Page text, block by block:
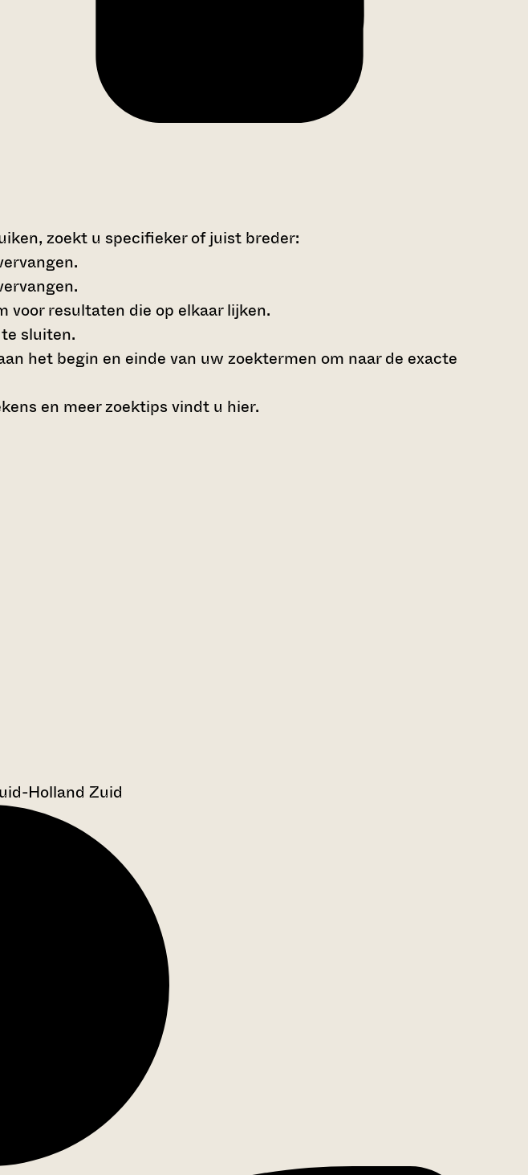
zoekt u specifieker of juist breder:
voor resultaten die op elkaar lijken.
sluiten.
het begin en einde van uw zoektermen om naar de exacte
en meer zoektips vindt u hier.
Holland Zuid